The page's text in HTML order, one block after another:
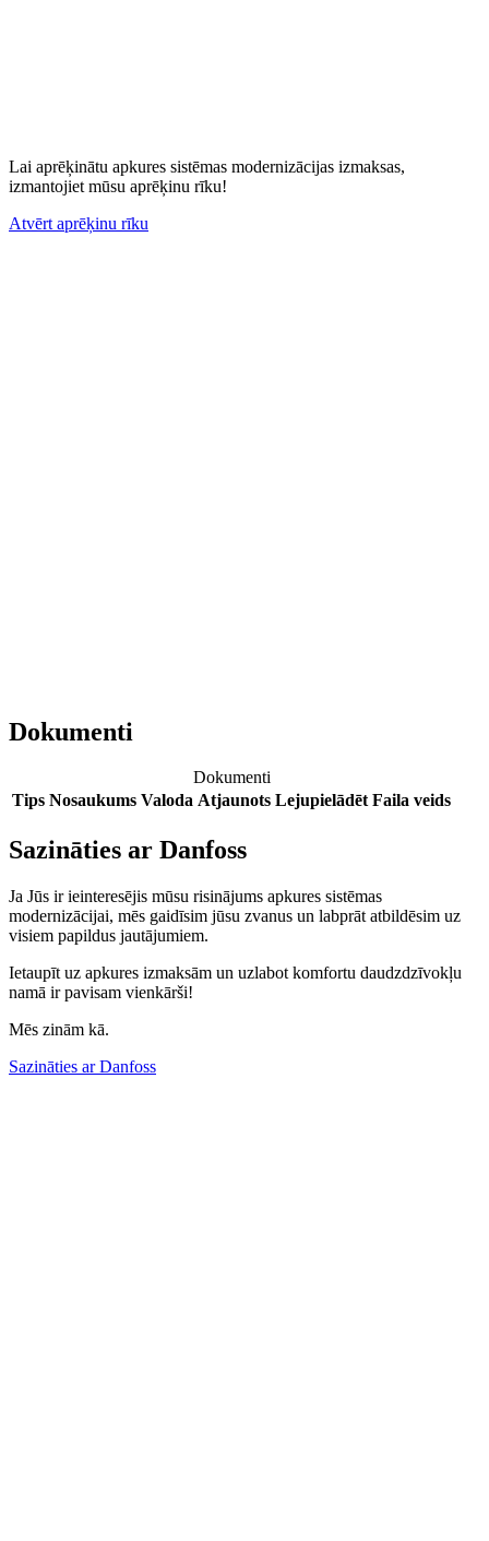
Lai aprēķinātu apkures sistēmas modernizācijas izmaksas,
izmantojiet mūsu aprēķinu rīku!
Atvērt aprēķinu rīku
Dokumenti
Dokumenti
Tips Nosaukums Valoda Atjaunots Lejupielādēt Faila veids
Sazināties ar Danfoss
Ja Jūs ir ieinteresējis mūsu risinājums apkures sistēmas
modernizācijai, mēs gaidīsim jūsu zvanus un labprāt atbildēsim uz
visiem papildus jautājumiem.
Ietaupīt uz apkures izmaksām un uzlabot komfortu daudzdzīvokļu
namā ir pavisam vienkārši!
Mēs zinām kā.
Sazināties ar Danfoss